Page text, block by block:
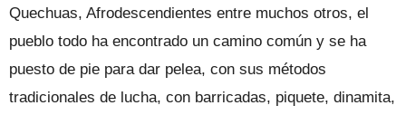
Quechuas, Afrodescendientes entre muchos otros, el
pueblo todo ha encontrado un camino común y se ha
puesto de pie para dar pelea, con sus métodos
tradicionales de lucha, con barricadas, piquete, dinamita,